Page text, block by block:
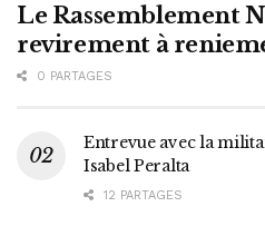
Le Rassemblement
revirement à
0 PARTAGES
Entrevue avec la
Isabel Peralta
12 PARTAGES